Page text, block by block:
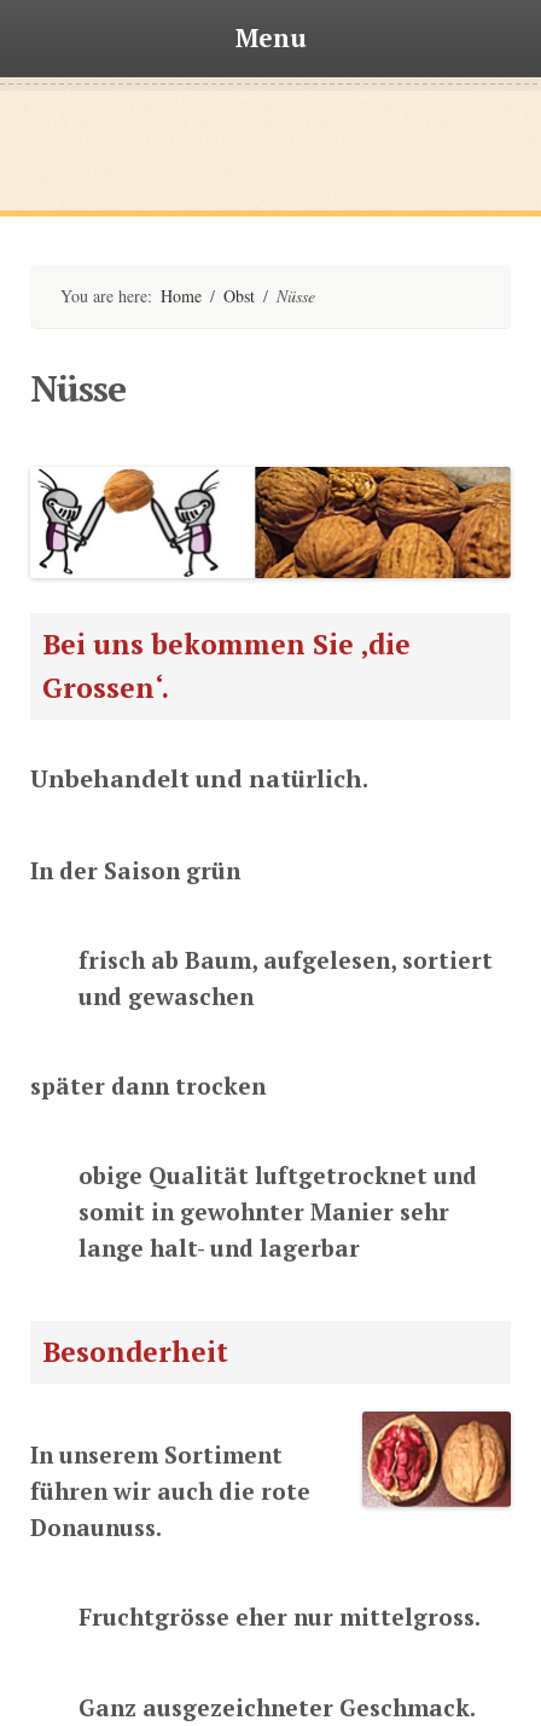
Menu
Skip
Bischofsteiner
You are here: Home / Obst / Nüsse
Nüsse
Bei uns bekommen Sie ‚die
Grossen‘.
Unbehandelt und natürlich.
In der Saison grün
frisch ab Baum, aufgelesen, sortiert
und gewaschen
später dann trocken
obige Qualität luftgetrocknet und
somit in gewohnter Manier sehr
lange halt- und lagerbar
Besonderheit
In unserem Sortiment
führen wir auch die rote
Donaunuss.
Fruchtgrösse eher nur mittelgross.
Ganz ausgezeichneter Geschmack.